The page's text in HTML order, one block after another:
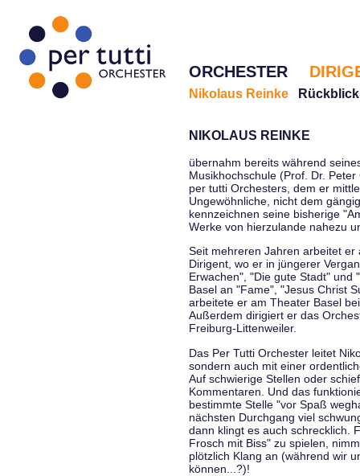
ORCHESTER
Nikolaus Reinke Rückblick
NIKOLAUS REINKE
übernahm bereits während
Musikhochschule (Prof. Dr.
per tutti Orchesters, dem er
Ungewöhnliche, nicht dem
kennzeichnen seine bisherige
Werke von hierzulande nahezu
Seit mehreren Jahren arbeitet
Dirigent, wo er in jüngerer
Erwachen", "Die gute Stadt" und
Basel an "Fame", "Jesus Christ
arbeitete er am Theater Basel
Außerdem dirigiert er das
Freiburg-Littenweiler.
Das Per Tutti Orchester leitet
sondern auch mit einer
Auf schwierige Stellen oder
Kommentaren. Und das
bestimmte Stelle "vor Spaß
nächsten Durchgang viel
dann klingt es auch schrecklich.
Frosch mit Biss" zu spielen,
plötzlich Klang an (während wir
können...?)!